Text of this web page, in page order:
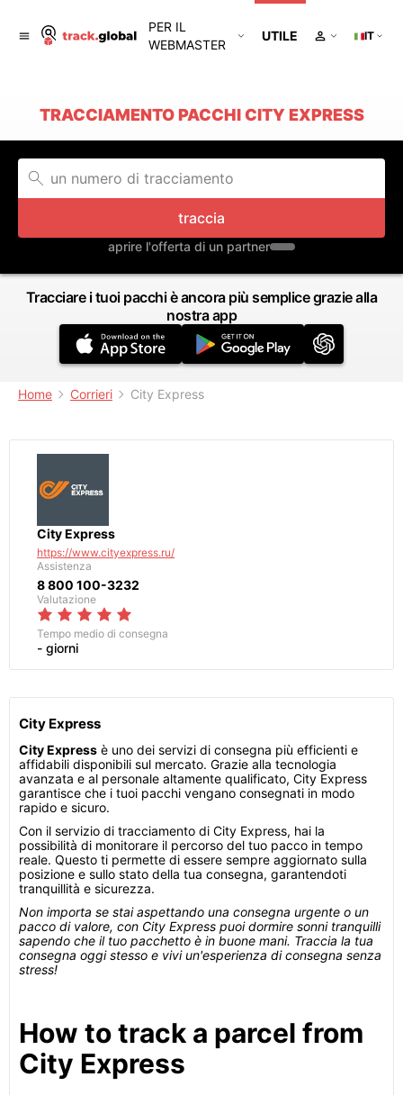
PER IL
WEBMASTER
UTILE IT
TRACCIAMENTO PACCHI CITY EXPRESS
traccia
aprire l'offerta di un partner
Tracciare i tuoi pacchi è ancora più semplice grazie alla
nostra app
Home Corrieri City Express
City Express
https://www.cityexpress.ru/
Assistenza
8 800 100-3232
Valutazione
Tempo medio di consegna
- giorni
City Express
City Express è uno dei servizi di consegna più efficienti e
affidabili disponibili sul mercato. Grazie alla tecnologia
avanzata e al personale altamente qualificato, City Express
garantisce che i tuoi pacchi vengano consegnati in modo
rapido e sicuro.
Con il servizio di tracciamento di City Express, hai la
possibilità di monitorare il percorso del tuo pacco in tempo
reale. Questo ti permette di essere sempre aggiornato sulla
posizione e sullo stato della tua consegna, garantendoti
tranquillità e sicurezza.
Non importa se stai aspettando una consegna urgente o un
pacco di valore, con City Express puoi dormire sonni tranquilli
sapendo che il tuo pacchetto è in buone mani. Traccia la tua
consegna oggi stesso e vivi un'esperienza di consegna senza
stress!
How to track a parcel from
City Express